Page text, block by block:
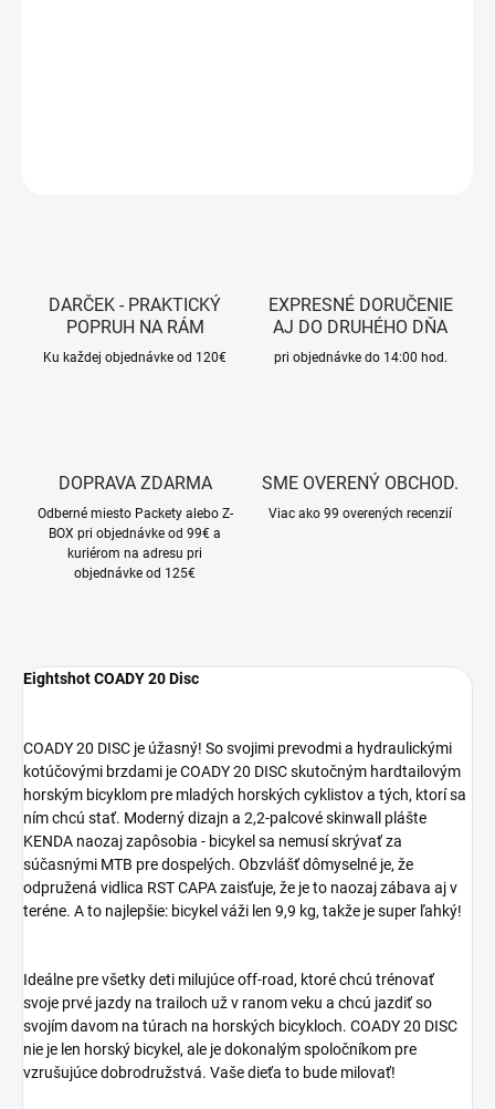
DARČEK - PRAKTICKÝ
POPRUH NA RÁM
Ku každej objednávke od 120€
EXPRESNÉ DORUČENIE
AJ DO DRUHÉHO DŇA
pri objednávke do 14:00 hod.
DOPRAVA ZDARMA
Odberné miesto Packety alebo Z-
BOX pri objednávke od 99€ a
kuriérom na adresu pri
objednávke od 125€
SME OVERENÝ OBCHOD.
Viac ako 99 overených recenzií
Eightshot COADY 20 Disc
COADY 20 DISC je úžasný! So svojimi prevodmi a hydraulickými
kotúčovými brzdami je COADY 20 DISC skutočným hardtailovým
horským bicyklom pre mladých horských cyklistov a tých, ktorí sa
ním chcú stať. Moderný dizajn a 2,2-palcové skinwall plášte
KENDA naozaj zapôsobia - bicykel sa nemusí skrývať za
súčasnými MTB pre dospelých. Obzvlášť dômyselné je, že
odpružená vidlica RST CAPA zaisťuje, že je to naozaj zábava aj v
teréne. A to najlepšie: bicykel váži len 9,9 kg, takže je super ľahký!
Ideálne pre všetky deti milujúce off-road, ktoré chcú trénovať
svoje prvé jazdy na trailoch už v ranom veku a chcú jazdiť so
svojím davom na túrach na horských bicykloch. COADY 20 DISC
nie je len horský bicykel, ale je dokonalým spoločníkom pre
vzrušujúce dobrodružstvá. Vaše dieťa to bude milovať!